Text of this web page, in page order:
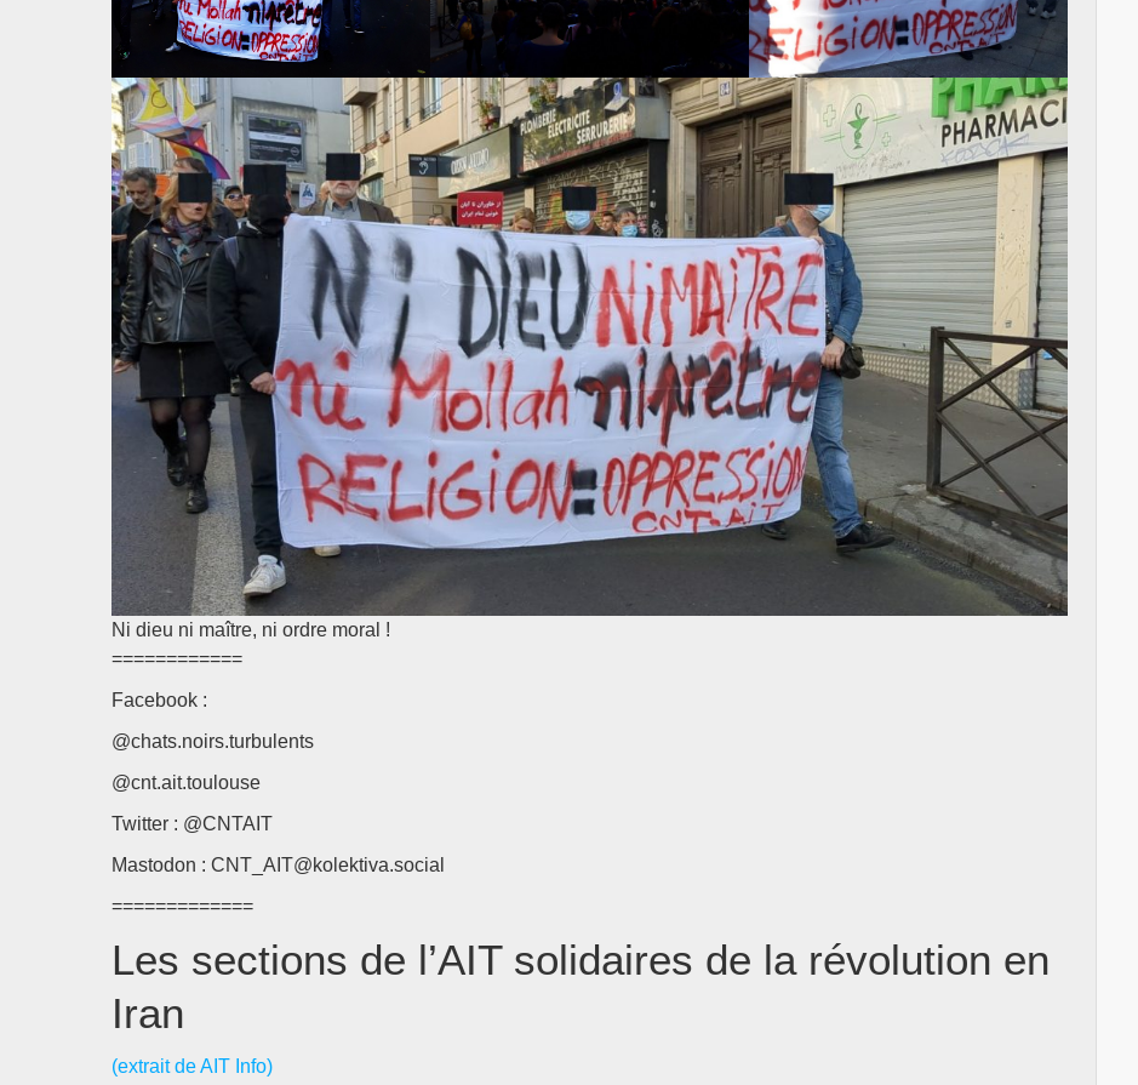
Ni dieu ni maître, ni ordre moral !
============
Facebook :
@chats.noirs.turbulents
@cnt.ait.toulouse
Twitter : @CNTAIT
Mastodon : CNT_AIT@kolektiva.social
=============
Les sections de l’AIT solidaires de la révolution en
Iran
(extrait de AIT Info)